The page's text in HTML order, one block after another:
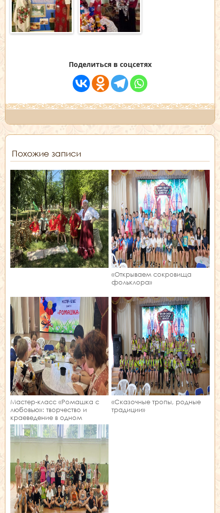
Поделиться в соцсетях
Похожие записи
«Открываем сокровища
фольклора»
Мастер‑класс «Ромашка с
любовью»: творчество и
краеведение в одном
занятии!
«Сказочные тропы, родные
традиции»